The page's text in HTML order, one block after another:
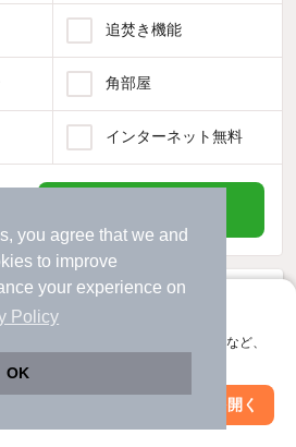
you agree that we and
to improve
your experience on
Policy
OK
、サクサクお部屋探し
使える。マップ検索やお気に入り保存など、
アプリを開く
追焚き機能
角部屋
インターネット無料
絞り込み条件を変更